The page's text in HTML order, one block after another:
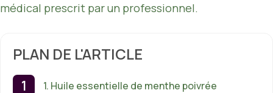
médical prescrit par un professionnel.
PLAN DE L'ARTICLE
1. Huile essentielle de menthe poivrée